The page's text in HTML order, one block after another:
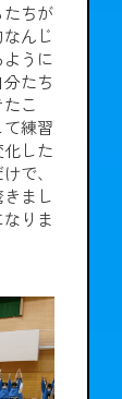
ちが
んじ
うに
たち
こ
練習
した
で、
まし
りま